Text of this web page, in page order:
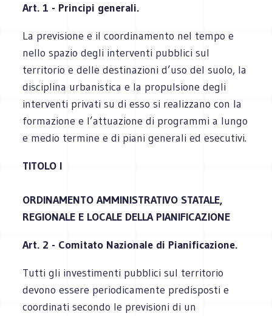
Art. 1 - Principi generali.
La previsione e il coordinamento nel tempo e
nello spazio degli interventi pubblici sul
territorio e delle destinazioni d’uso del suolo, la
disciplina urbanistica e la propulsione degli
interventi privati su di esso si realizzano con la
formazione e l’attuazione di programmi a lungo
e medio termine e di piani generali ed esecutivi.
TITOLO I
ORDINAMENTO AMMINISTRATIVO STATALE,
REGIONALE E LOCALE DELLA PIANIFICAZIONE
Art. 2 - Comitato Nazionale di Pianificazione.
Tutti gli investimenti pubblici sul territorio
devono essere periodicamente predisposti e
coordinati secondo le previsioni di un